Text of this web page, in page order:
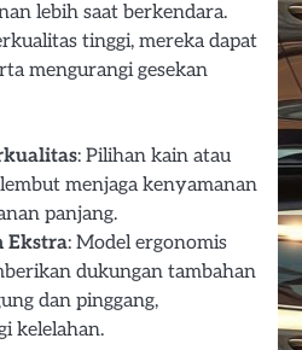
lebih saat berkendara.
tinggi, mereka dapat
mengurangi gesekan
: Pilihan kain atau
menjaga kenyamanan
panjang.
Ekstra: Model ergonomis
dukungan tambahan
dan pinggang,
kelelahan.